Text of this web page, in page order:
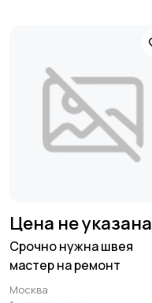
Цена не указана
Срочно нужна швея
мастер на ремонт
Москва